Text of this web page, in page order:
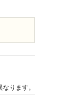
ります。